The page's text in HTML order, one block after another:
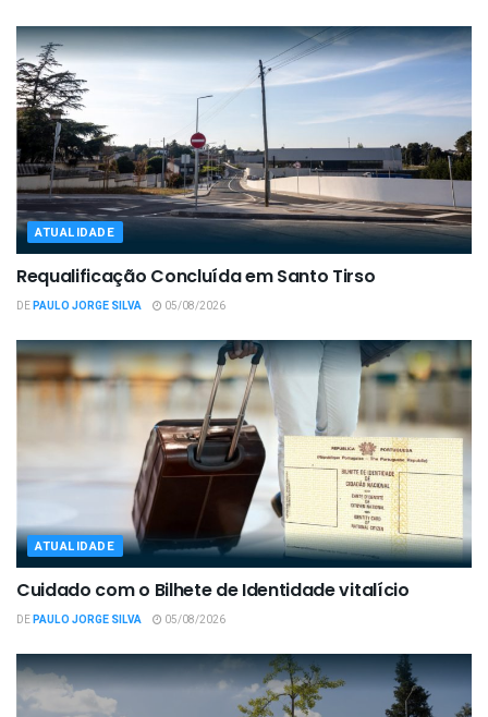
ATUALIDADE
Requalificação Concluída em Santo Tirso
DEPAULO JORGE SILVA 05/08/2026
ATUALIDADE
Cuidado com o Bilhete de Identidade vitalício
DEPAULO JORGE SILVA 05/08/2026